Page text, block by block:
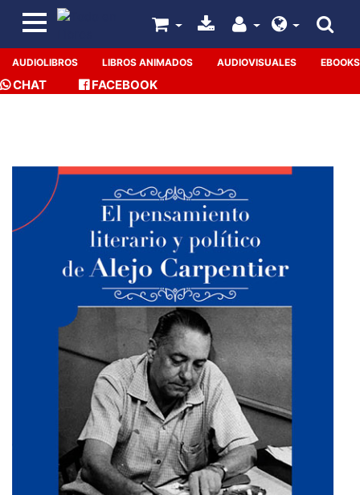
AUDIOLIBROS LIBROS ANIMADOS AUDIOVISUALES EBOOKS
CHAT FACEBOOK